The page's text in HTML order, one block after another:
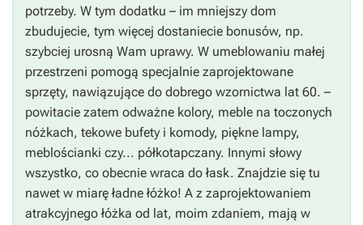
potrzeby. W tym dodatku – im mniejszy dom
zbudujecie, tym więcej dostaniecie bonusów, np.
szybciej urosną Wam uprawy. W umeblowaniu małej
przestrzeni pomogą specjalnie zaprojektowane
sprzęty, nawiązujące do dobrego wzornictwa lat 60. –
powitacie zatem odważne kolory, meble na toczonych
nóżkach, tekowe bufety i komody, piękne lampy,
meblościanki czy... półkotapczany. Innymi słowy
wszystko, co obecnie wraca do łask. Znajdzie się tu
nawet w miarę ładne łóżko! A z zaprojektowaniem
atrakcyjnego łóżka od lat, moim zdaniem, mają w